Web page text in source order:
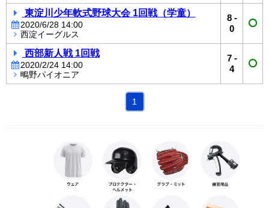
東淀川少年軟式野球大会 1回戦（学童）
2020/6/28 14:00
西淀イーグルス
8-
0
西部新人戦 1回戦
2020/2/24 14:00
鴫野パイオニア
7-
4
1